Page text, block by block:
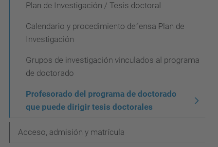
n
Plan de Investigación / Tesis doctoral
Calendario y procedimiento defensa Plan de
Investigación
Grupos de investigación vinculados al programa
de doctorado
Profesorado del programa de doctorado
que puede dirigir tesis doctorales
Acceso, admisión y matrícula